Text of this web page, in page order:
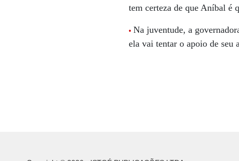
tem certeza de que Aníbal é
•Na juventude, a
ela vai tentar o apoio de